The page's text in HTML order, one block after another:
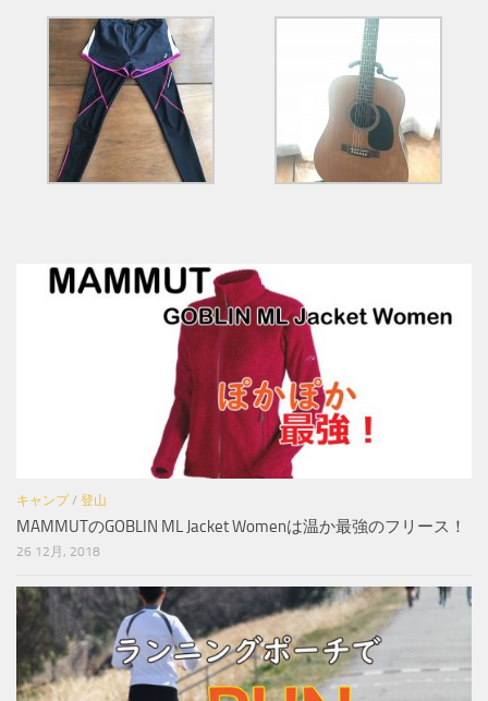
キャンプ/ 登山
MAMMUTのGOBLIN ML Jacket Womenは温か最強のフリース！
26 12月, 2018